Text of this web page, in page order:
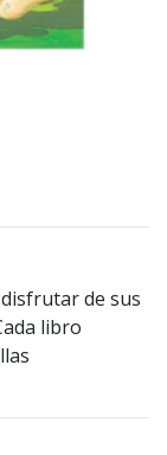
de sus
libro